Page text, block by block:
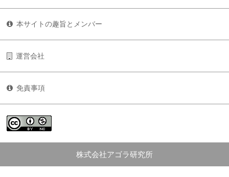
本サイトの趣旨とメンバー
運営会社
免責事項
株式会社アゴラ研究所